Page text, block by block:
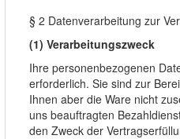
§ 2 Datenverarbeitung zur
(1) Verarbeitungszweck
Ihre personenbezogenen
erforderlich. Sie sind zur
Ihnen aber die Ware nicht
uns beauftragten
den Zweck der